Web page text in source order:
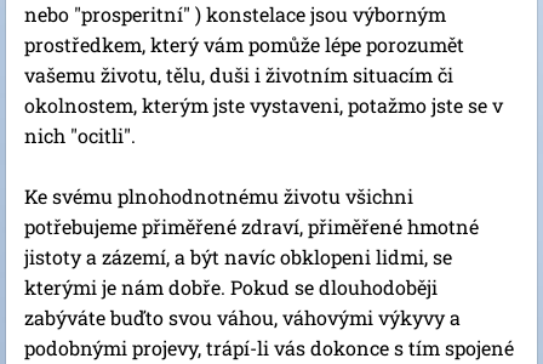
nebo "prosperitní" ) konstelace jsou výborným
prostředkem, který vám pomůže lépe porozumět
vašemu životu, tělu, duši i životním situacím či
okolnostem, kterým jste vystaveni, potažmo jste se v
nich "ocitli".
Ke svému plnohodnotnému životu všichni
potřebujeme přiměřené zdraví, přiměřené hmotné
jistoty a zázemí, a být navíc obklopeni lidmi, se
kterými je nám dobře. Pokud se dlouhodoběji
zabýváte buďto svou váhou, váhovými výkyvy a
podobnými projevy, trápí-li vás dokonce s tím spojené